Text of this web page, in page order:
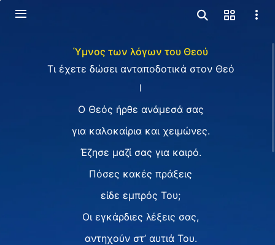
Ύμνος των λόγων του Θεού
Τι έχετε δώσει ανταποδοτικά στον Θεό
I
Ο Θεός ήρθε ανάμεσά σας
για καλοκαίρια και χειμώνες.
Έζησε μαζί σας για καιρό.
Πόσες κακές πράξεις
είδε εμπρός Του;
Οι εγκάρδιες λέξεις σας,
αντηχούν στ’ αυτιά Του.